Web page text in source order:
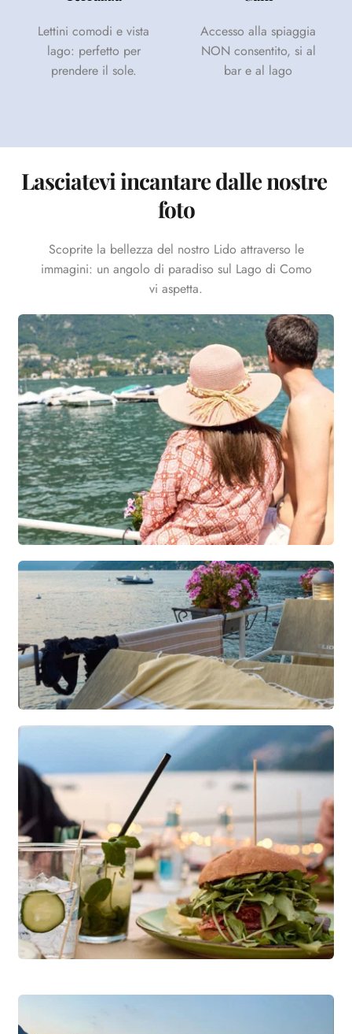
Lettini comodi e vista
lago: perfetto per
prendere il sole.
Accesso alla spiaggia
NON consentito, si al
bar e al lago
Lasciatevi incantare dalle nostre
foto
Scoprite la bellezza del nostro Lido attraverso le
immagini: un angolo di paradiso sul Lago di Como
vi aspetta.